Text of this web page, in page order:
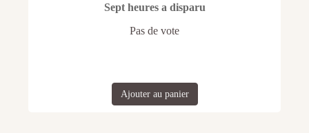
Sept heures a disparu
Pas de vote
Ajouter au panier